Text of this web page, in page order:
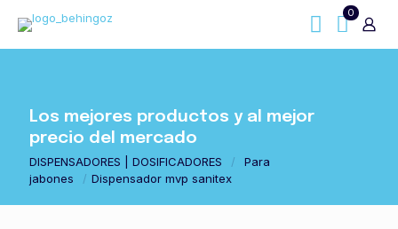
0
Los mejores productos y al mejor
precio del mercado
DISPENSADORES | DOSIFICADORES /
Para
jabones
/ Dispensador mvp sanitex